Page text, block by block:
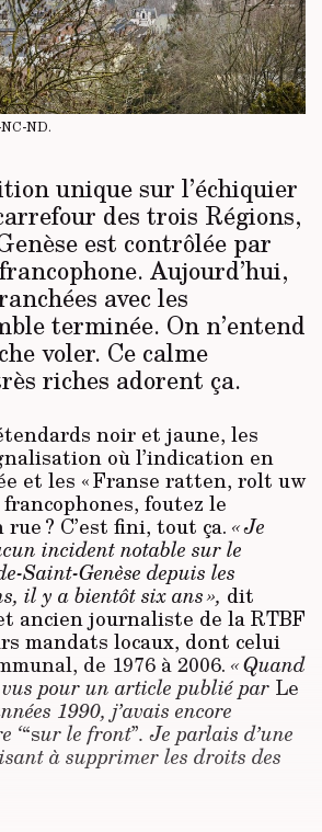
ND.
unique sur l’échiquier
des trois Régions,
est contrôlée par
Aujourd’hui,
avec les
terminée. On n’entend
voler. Ce calme
riches adorent ça.
noir et jaune, les
où l’indication en
et les « Franse ratten, rolt uw
foutez le
rue ? C’est fini, tout ça. « Je
incident notable sur le
Saint-Genèse depuis les
il y a bientôt six ans », dit
ancien journaliste de la RTBF
mandats locaux, dont celui
de 1976 à 2006. « Quand
pour un article publié par Le
1990, j’avais encore
‘“sur le front”. Je parlais d’une
à supprimer les droits des